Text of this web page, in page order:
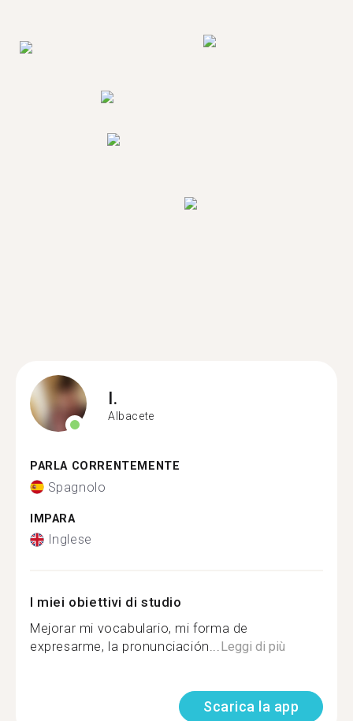
I.
Albacete
PARLA CORRENTEMENTE
Spagnolo
IMPARA
Inglese
I miei obiettivi di studio
Mejorar mi vocabulario, mi forma de
expresarme, la pronunciación...Leggi di più
Scarica la app